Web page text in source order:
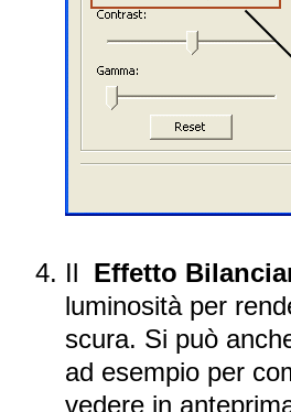
Il Effetto
luminosità per
scura. Si può
ad esempio per
vedere in